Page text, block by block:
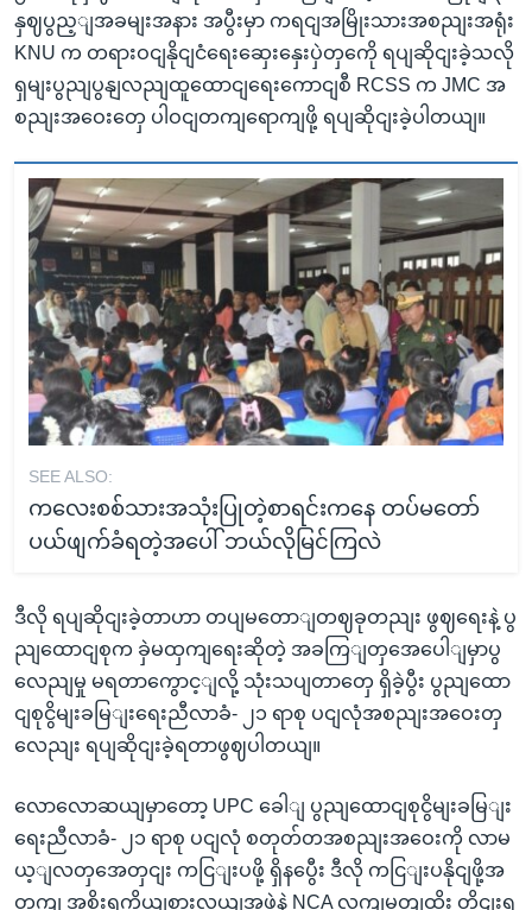
နှဈပွည့ျအခမျးအနား အပွီးမှာ ကရငျအမြိုးသားအစညျးအရုံး
KNU က တရားဝငျနိုငျငံရေးဆှေးနှေးပှဲတှကေို ရပျဆိုငျးခဲ့သလို
ရှမျးပွညျပွနျလညျထူထောငျရေးကောငျစီ RCSS က JMC အ
စညျးအဝေးတှေ ပါဝငျတကျရောကျဖို့ ရပျဆိုငျးခဲ့ပါတယျ။
SEE ALSO:
ကလေးစစ်သားအသုံးပြုတဲ့စာရင်းကနေ တပ်မတော်
ပယ်ဖျက်ခံရတဲ့အပေါ် ဘယ်လိုမြင်ကြလဲ
ဒီလို ရပျဆိုငျးခဲ့တာဟာ တပျမတောျတဈခုတညျး ဖွဈရေးနဲ့ ပွ
ညျထောငျစုက ခှဲမထှကျရေးဆိုတဲ့ အခကြျတှအေပေါျမှာပွ
လေညျမှု မရတာကွောင့ျလို့ သုံးသပျတာတှေ ရှိခဲ့ပွီး ပွညျထော
ငျစုငွိမျးခမြျးရေးညီလာခံ- ၂၁ ရာစု ပငျလုံအစညျးအဝေးတှ
လေညျး ရပျဆိုငျးခဲ့ရတာဖွဈပါတယျ။
လောလောဆယျမှာတော့ UPC ခေါျ ပွညျထောငျစုငွိမျးခမြျး
ရေးညီလာခံ- ၂၁ ရာစု ပငျလုံ စတုတ်တအစညျးအဝေးကို လာမ
ယ့ျလတှအေတှငျး ကငြျးပဖို့ ရှိနပွေီး ဒီလို ကငြျးပနိုငျဖို့အ
တှကျ အစိုးရကိုယျစားလှယျအဖှဲ့နဲ့ NCA လကျမှတျထိုး တိုငျးရ